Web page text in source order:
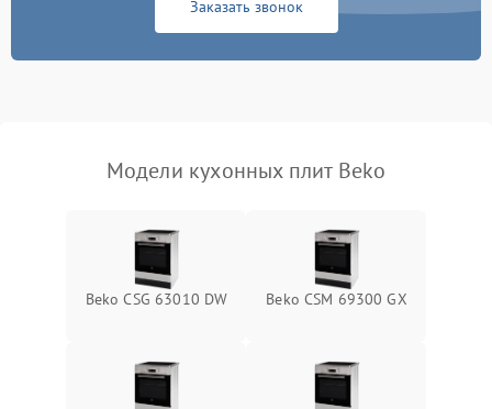
Заказать звонок
Модели кухонных плит Beko
Beko CSG 63010 DW Beko CSM 69300 GX